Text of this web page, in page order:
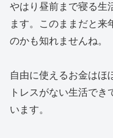
やはり昼前まで寝る生
ます。このままだと来
のかも知れませんね。
自由に使えるお金はほ
トレスがない生活で
います。